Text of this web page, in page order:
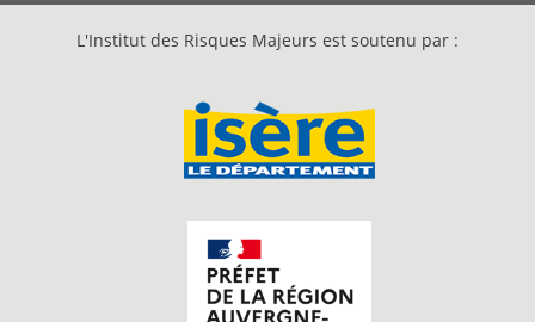
L'Institut des Risques Majeurs est soutenu par :